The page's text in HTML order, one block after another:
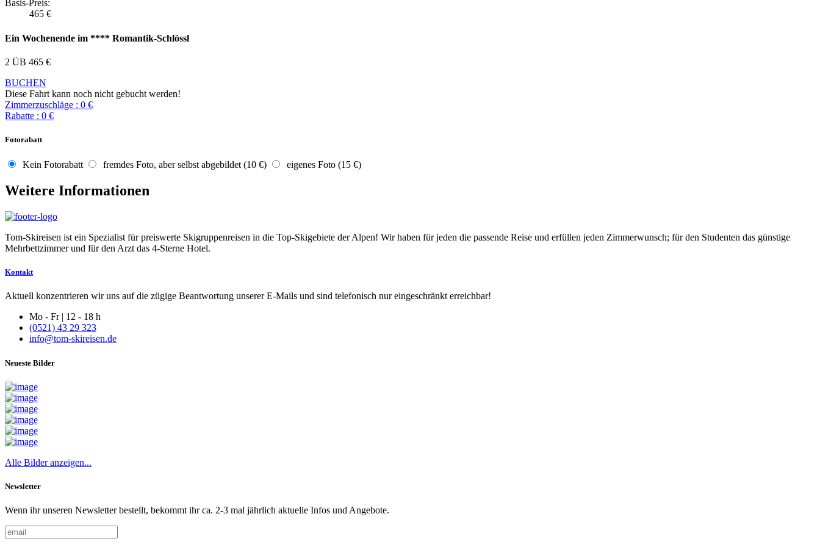
Basis-Preis:
465 €
Ein Wochenende im **** Romantik-Schlössl
2 ÜB 465 €
BUCHEN
Diese Fahrt kann noch nicht gebucht werden!
Zimmerzuschläge : 0 €
Rabatte : 0 €
Fotorabatt
Kein Fotorabatt fremdes Foto, aber selbst abgebildet (10 €) eigenes Foto (15 €)
Weitere Informationen
Tom-Skireisen ist ein Spezialist für preiswerte Skigruppenreisen in die Top-Skigebiete der Alpen! Wir haben für jeden die passende Reise und erfüllen jeden Zimmerwunsch; für den Studenten das günstige
Mehrbettzimmer und für den Arzt das 4-Sterne Hotel.
Kontakt
Aktuell konzentrieren wir uns auf die zügige Beantwortung unserer E-Mails und sind telefonisch nur eingeschränkt erreichbar!
Mo - Fr | 12 - 18 h
(0521) 43 29 323
info@tom-skireisen.de
Neueste Bilder
Alle Bilder anzeigen...
Newsletter
Wenn ihr unseren Newsletter bestellt, bekommt ihr ca. 2-3 mal jährlich aktuelle Infos und Angebote.